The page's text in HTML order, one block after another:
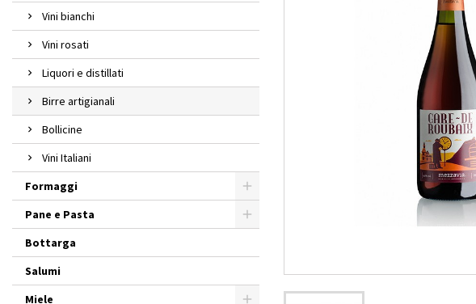
Vini bianchi
Vini rosati
Liquori e distillati
Birre artigianali
Bollicine
Vini Italiani
Formaggi
Pane e Pasta
Bottarga
Salumi
Miele